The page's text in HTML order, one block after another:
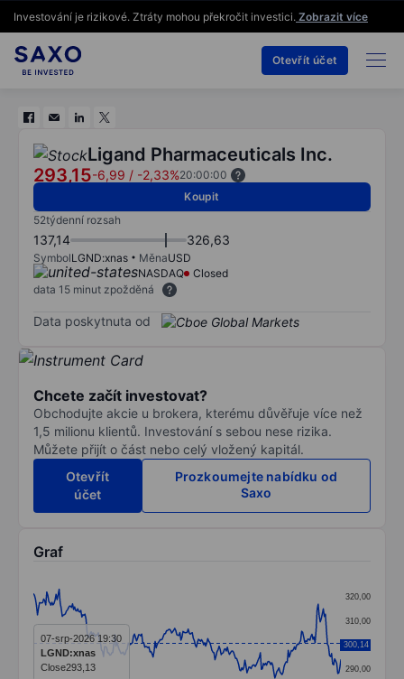
Investování je rizikové. Ztráty mohou překročit investici. Zobrazit více
Otevřít účet
Ligand Pharmaceuticals Inc.
293,15-6,99 / -2,33%20:00:00
Koupit
52týdenní rozsah
137,14 326,63
SymbolLGND:xnas MěnaUSD
NASDAQ
Closed
data 15 minut zpožděná
Data poskytnuta od
Chcete začít investovat?
Obchodujte akcie u brokera, kterému důvěřuje více než
1,5 milionu klientů. Investování s sebou nese rizika.
Můžete přijít o část nebo celý vložený kapitál.
Otevřít
účet
Prozkoumejte nabídku od
Saxo
Graf
Line chart with 299 data points.
The chart has 1 X axis displaying categories.
The chart has 1 Y axis displaying values. Data290,00
300,00
310,00
320,00
300,14
07-srp-2026 19:30
LGND:xnas
Close293,13